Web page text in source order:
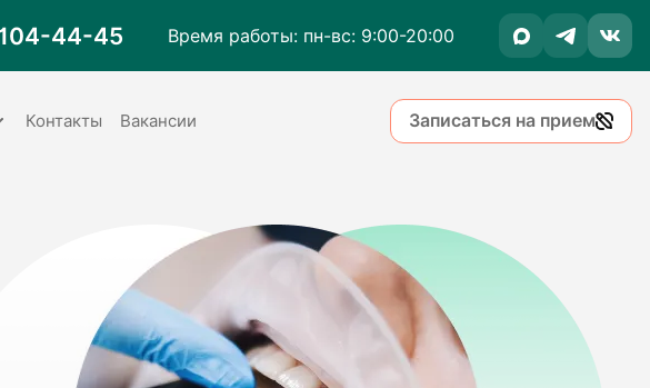
44-45 Время работы: пн-вс: 9:00-20:00
Контакты Вакансии Записаться на прием